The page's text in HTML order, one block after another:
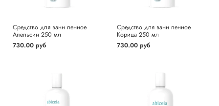
Средство для ванн пенное
Апельсин 250 мл
730.00 руб
Средство для ванн пенное
Корица 250 мл
730.00 руб